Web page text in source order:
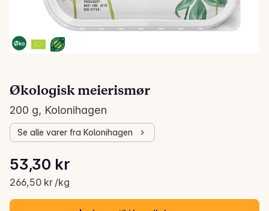
Økologisk meierismør
200 g, Kolonihagen
Se alle varer fra Kolonihagen
Gjeldende pris er: 53,30 kr
53,30 kr
266,50 kr /kg
Stykkpris: 266,50 kr /kg